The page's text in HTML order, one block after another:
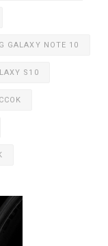
GALAXY NOTE 10
S10